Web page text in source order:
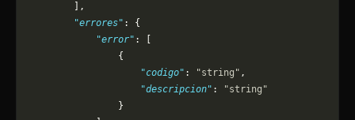
        ],
        "errores"
: {
            "error"
: [
                {
                    "codigo"
: "string" ,
                    "descripcion"
:
"string"
                }